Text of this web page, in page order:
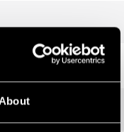
About